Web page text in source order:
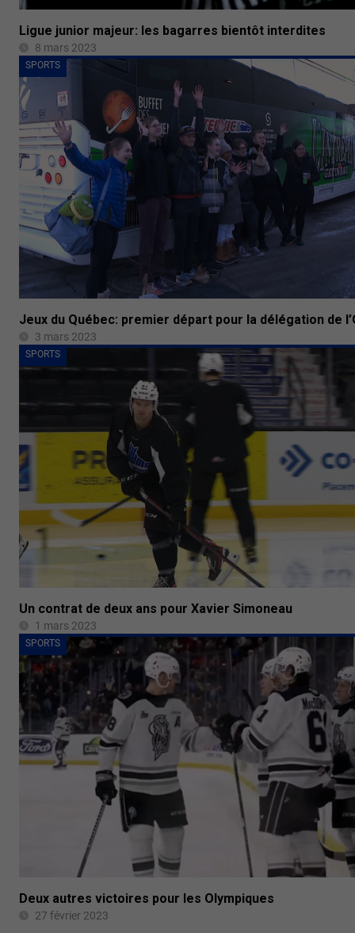
Ligue junior majeur: les bagarres bientôt interdites
8 mars 2023
SPORTS
Jeux du Québec: premier départ pour la délégation de
3 mars 2023
SPORTS
Un contrat de deux ans pour Xavier Simoneau
1 mars 2023
SPORTS
Deux autres victoires pour les Olympiques
27 février 2023